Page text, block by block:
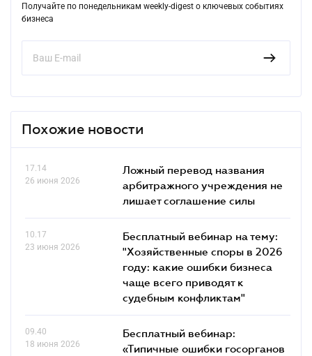
Получайте по понедельникам weekly-digest о ключевых событиях
бизнеса
Похожие новости
17.14
26 июня 2026
Ложный перевод названия
арбитражного учреждения не
лишает соглашение силы
10.17
23 июня 2026
Бесплатный вебинар на тему:
"Хозяйственные споры в 2026
году: какие ошибки бизнеса
чаще всего приводят к
судебным конфликтам"
09.40
18 июня 2026
Бесплатный вебинар:
«Типичные ошибки госорганов